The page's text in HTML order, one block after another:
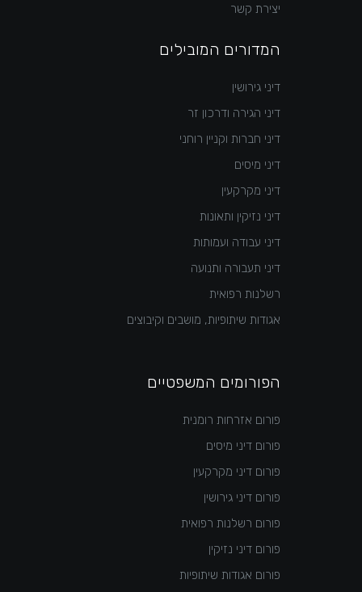
יצירת קשר
המדורים המובילים
דיני גירושין
דיני הגירה ודרכון זר
דיני חברות וקניין רוחני
דיני מיסים
דיני מקרקעין
דיני נזיקין ותאונות
דיני עבודה ועמותות
דיני תעבורה ותנועה
רשלנות רפואית
אגודות שיתופיות, מושבים וקיבוצים
הפורומים המשפטיים
פורום אזרחות רומנית
פורום דיני מיסים
פורום דיני מקרקעין
פורום דיני גירושין
פורום רשלנות רפואית
פורום דיני נזיקין
פורום אגודות שיתופיות